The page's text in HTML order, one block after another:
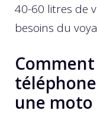
40-60 litres de
besoins du
une moto